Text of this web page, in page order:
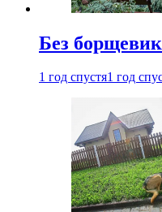
Без
1 год спустя1 год